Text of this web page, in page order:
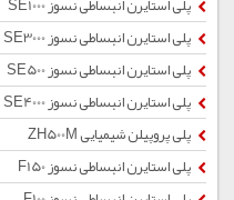
پلی استایرن انبساطی نسوز SE3000
پلی استایرن انبساطی نسوز SE500
پلی استایرن انبساطی نسوز SE4000
پلی پروپیلن شیمیایی ZH500M
پلی استایرن انبساطی نسوز F150